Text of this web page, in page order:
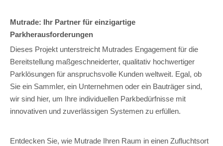
Mutrade: Ihr Partner für einzigartige
Parkherausforderungen
Dieses Projekt unterstreicht Mutrades Engagement für die
Bereitstellung maßgeschneiderter, qualitativ hochwertiger
Parklösungen für anspruchsvolle Kunden weltweit. Egal, ob
Sie ein Sammler, ein Unternehmen oder ein Bauträger sind,
wir sind hier, um Ihre individuellen Parkbedürfnisse mit
innovativen und zuverlässigen Systemen zu erfüllen.
Entdecken Sie, wie Mutrade Ihren Raum in einen Zufluchtsort